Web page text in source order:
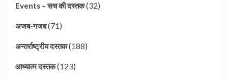
Events – सच की दस्तक(32)
अजब-गजब(71)
अन्तर्राष्ट्रीय दस्तक(188)
आध्यात्म दस्तक(123)